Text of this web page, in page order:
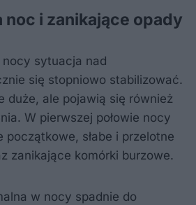
noc i zanikające opady
sytuacja nad
się stopniowo stabilizować.
duże, ale pojawią się również
W pierwszej połowie nocy
początkowe, słabe i przelotne
zanikające komórki burzowe.​
w nocy spadnie do